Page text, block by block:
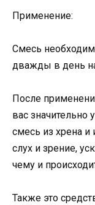
Применение:
Смесь
дважды в день
После
вас
смесь из хрена и
слух и зрение,
чему и
Также это